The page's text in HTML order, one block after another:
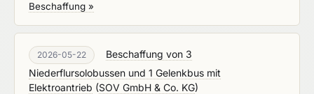
Beschaffung »
2026-05-22
Beschaffung von 3
Niederflursolobussen und 1 Gelenkbus mit
Elektroantrieb (SOV GmbH & Co. KG)